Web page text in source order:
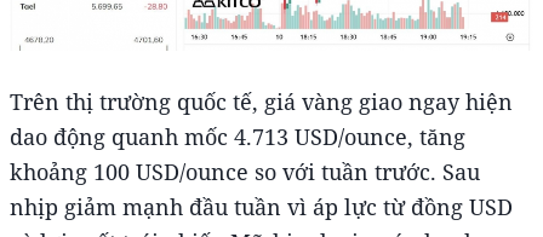
Trên thị trường quốc tế, giá vàng giao ngay hiện
dao động quanh mốc 4.713 USD/ounce, tăng
khoảng 100 USD/ounce so với tuần trước. Sau
nhịp giảm mạnh đầu tuần vì áp lực từ đồng USD